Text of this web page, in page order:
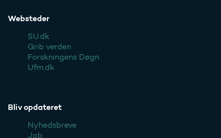
Websteder
SU.dk
Grib verden
Forskningens Døgn
Ufm.dk
Bliv opdateret
Nyhedsbreve
Job